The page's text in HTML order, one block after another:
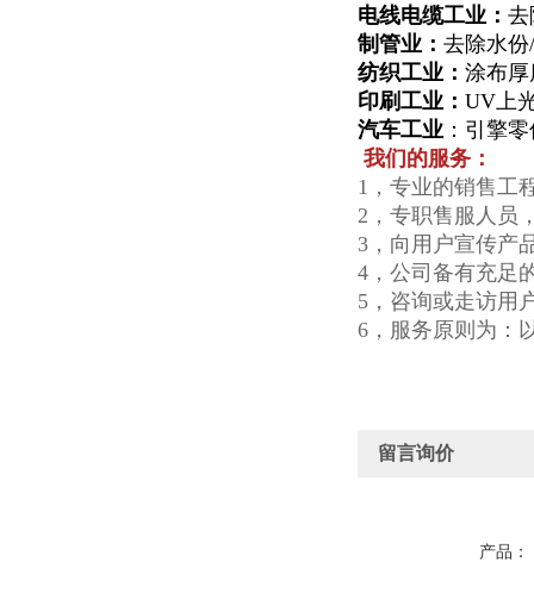
电线电缆工业： 去
制管业： 去除水
纺织工业： 涂布
印刷工业： UV上
汽车工业 ：引擎
我们的服务：
1，专业的销售工
2，专职售服人员
3，向用户宣传产
4，公司备有充足
5，咨询或走访用
6，服务原则为：
留言询价
产品：